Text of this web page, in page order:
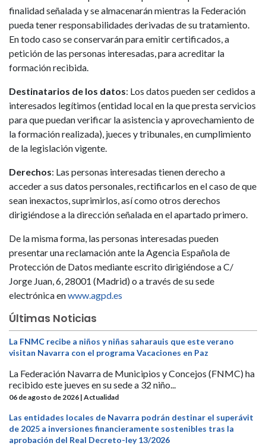
finalidad señalada y se almacenarán mientras la Federación
pueda tener responsabilidades derivadas de su tratamiento.
En todo caso se conservarán para emitir certificados, a
petición de las personas interesadas, para acreditar la
formación recibida.
Destinatarios de los datos: Los datos pueden ser cedidos a
interesados legítimos (entidad local en la que presta servicios
para que puedan verificar la asistencia y aprovechamiento de
la formación realizada), jueces y tribunales, en cumplimiento
de la legislación vigente.
Derechos: Las personas interesadas tienen derecho a
acceder a sus datos personales, rectificarlos en el caso de que
sean inexactos, suprimirlos, así como otros derechos
dirigiéndose a la dirección señalada en el apartado primero.
De la misma forma, las personas interesadas pueden
presentar una reclamación ante la Agencia Española de
Protección de Datos mediante escrito dirigiéndose a C/
Jorge Juan, 6, 28001 (Madrid) o a través de su sede
electrónica enwww.agpd.es
Últimas Noticias
La FNMC recibe a niños y niñas saharauis que este verano
visitan Navarra con el programa Vacaciones en Paz
La Federación Navarra de Municipios y Concejos (FNMC) ha
recibido este jueves en su sede a 32 niño...
06 de agosto de 2026 | Actualidad
Las entidades locales de Navarra podrán destinar el superávit
de 2025 a inversiones financieramente sostenibles tras la
aprobación del Real Decreto-ley 13/2026